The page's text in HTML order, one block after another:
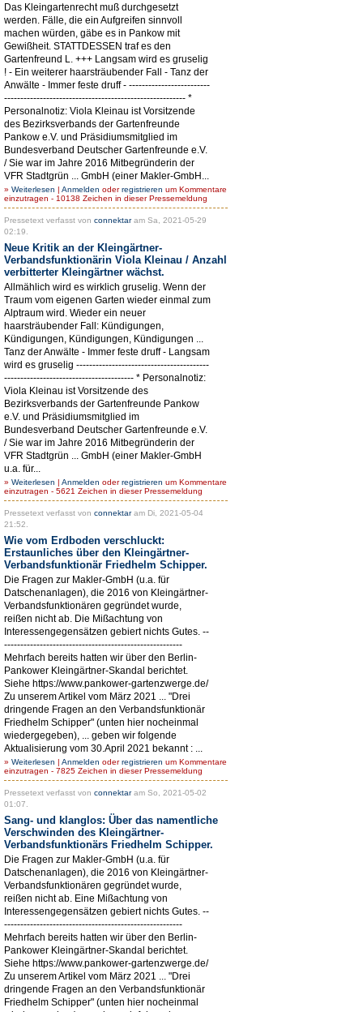
Das Kleingartenrecht muß durchgesetzt
werden. Fälle, die ein Aufgreifen sinnvoll
machen würden, gäbe es in Pankow mit
Gewißheit. STATTDESSEN traf es den
Gartenfreund L. +++ Langsam wird es gruselig
! - Ein weiterer haarsträubender Fall - Tanz der
Anwälte - Immer feste druff - -------------------------
-------------------------------------------------------- *
Personalnotiz: Viola Kleinau ist Vorsitzende
des Bezirksverbands der Gartenfreunde
Pankow e.V. und Präsidiumsmitglied im
Bundesverband Deutscher Gartenfreunde e.V.
/ Sie war im Jahre 2016 Mitbegründerin der
VFR Stadtgrün ... GmbH (einer Makler-GmbH...
» Weiterlesen | Anmelden oderregistrieren um Kommentare
einzutragen - 10138 Zeichen in dieser Pressemeldung
Pressetext verfasst von connektaram Sa, 2021-05-29
02:19.
Neue Kritik an der Kleingärtner-
Verbandsfunktionärin Viola Kleinau / Anzahl
verbitterter Kleingärtner wächst.
Allmählich wird es wirklich gruselig. Wenn der
Traum vom eigenen Garten wieder einmal zum
Alptraum wird. Wieder ein neuer
haarsträubender Fall: Kündigungen,
Kündigungen, Kündigungen, Kündigungen ...
Tanz der Anwälte - Immer feste druff - Langsam
wird es gruselig -----------------------------------------
---------------------------------------- * Personalnotiz:
Viola Kleinau ist Vorsitzende des
Bezirksverbands der Gartenfreunde Pankow
e.V. und Präsidiumsmitglied im
Bundesverband Deutscher Gartenfreunde e.V.
/ Sie war im Jahre 2016 Mitbegründerin der
VFR Stadtgrün ... GmbH (einer Makler-GmbH
u.a. für...
» Weiterlesen | Anmelden oderregistrieren um Kommentare
einzutragen - 5621 Zeichen in dieser Pressemeldung
Pressetext verfasst von connektaram Di, 2021-05-04
21:52.
Wie vom Erdboden verschluckt:
Erstaunliches über den Kleingärtner-
Verbandsfunktionär Friedhelm Schipper.
Die Fragen zur Makler-GmbH (u.a. für
Datschenanlagen), die 2016 von Kleingärtner-
Verbandsfunktionären gegründet wurde,
reißen nicht ab. Die Mißachtung von
Interessengegensätzen gebiert nichts Gutes. --
-------------------------------------------------------
Mehrfach bereits hatten wir über den Berlin-
Pankower Kleingärtner-Skandal berichtet.
Siehe https://www.pankower-gartenzwerge.de/
Zu unserem Artikel vom März 2021 ... "Drei
dringende Fragen an den Verbandsfunktionär
Friedhelm Schipper" (unten hier nocheinmal
wiedergegeben), ... geben wir folgende
Aktualisierung vom 30.April 2021 bekannt : ...
» Weiterlesen | Anmelden oderregistrieren um Kommentare
einzutragen - 7825 Zeichen in dieser Pressemeldung
Pressetext verfasst von connektaram So, 2021-05-02
01:07.
Sang- und klanglos: Über das namentliche
Verschwinden des Kleingärtner-
Verbandsfunktionärs Friedhelm Schipper.
Die Fragen zur Makler-GmbH (u.a. für
Datschenanlagen), die 2016 von Kleingärtner-
Verbandsfunktionären gegründet wurde,
reißen nicht ab. Eine Mißachtung von
Interessengegensätzen gebiert nichts Gutes. --
-------------------------------------------------------
Mehrfach bereits hatten wir über den Berlin-
Pankower Kleingärtner-Skandal berichtet.
Siehe https://www.pankower-gartenzwerge.de/
Zu unserem Artikel vom März 2021 ... "Drei
dringende Fragen an den Verbandsfunktionär
Friedhelm Schipper" (unten hier nocheinmal